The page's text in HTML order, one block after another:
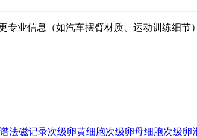
业信息（如汽车摆臂材质、运动训练细节
法磁记录次级卵黄细胞次级卵母细胞次级卵